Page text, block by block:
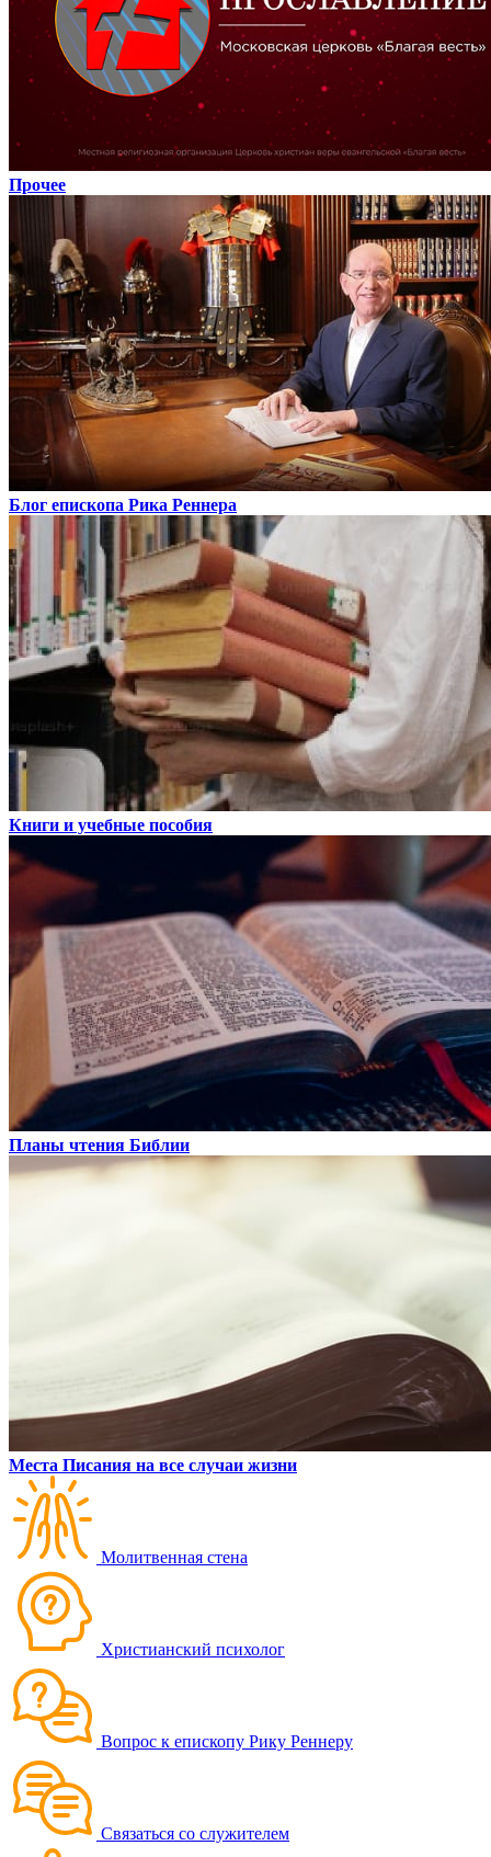
Прочее
Блог епископа Рика Реннера
Книги и учебные пособия
Планы чтения Библии
Места Писания на все случаи жизни
Молитвенная стена
Христианский психолог
Вопрос к епископу Рику Реннеру
Связаться со служителем